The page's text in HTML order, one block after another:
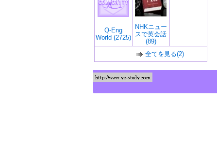
Q-Eng
World (2725)
NHKニュー
スで英会話
(89)
全てを見る(2)